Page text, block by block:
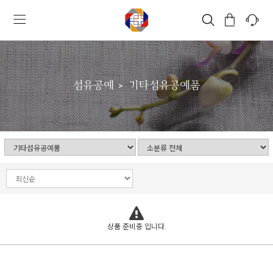
섬유공예 기타섬유공예품
상품 준비중 입니다.